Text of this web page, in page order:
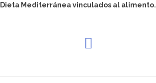
Mediterránea vinculados al alimento.